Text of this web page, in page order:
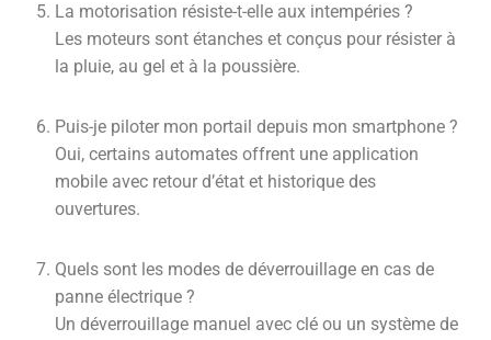
La motorisation résiste-t-elle aux intempéries ?
Les moteurs sont étanches et conçus pour résister à
la pluie, au gel et à la poussière.
Puis-je piloter mon portail depuis mon smartphone ?
Oui, certains automates offrent une application
mobile avec retour d’état et historique des
ouvertures.
Quels sont les modes de déverrouillage en cas de
panne électrique ?
Un déverrouillage manuel avec clé ou un système de